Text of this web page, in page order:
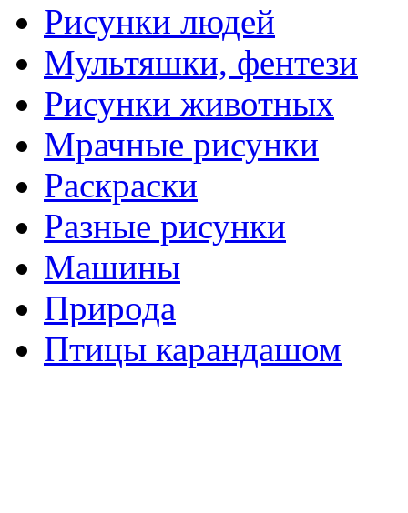
Рисунки людей
Мультяшки, фентези
Рисунки животных
Мрачные рисунки
Раскраски
Разные рисунки
Машины
Природа
Птицы карандашом